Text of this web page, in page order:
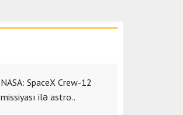
NASA: SpaceX Crew-12
missiyası ilə astro..